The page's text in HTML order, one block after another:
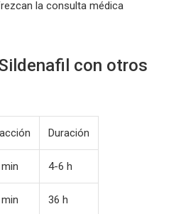
la consulta médica
con otros
Duración
4-6 h
36 h